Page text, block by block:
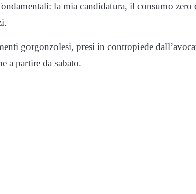
la mia candidatura, il consumo zero
gorgonzolesi, presi in contropiede
a partire da sabato.